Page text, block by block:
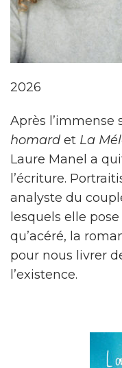
2026
Après l’immense
homard et La
Laure Manel a
l’écriture.
analyste du
lesquels elle
qu’acéré, la
pour nous livrer
l’existence.